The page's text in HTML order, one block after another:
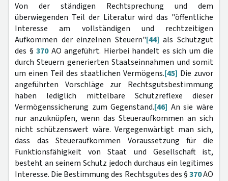
Von der ständigen Rechtsprechung und dem
überwiegenden Teil der Literatur wird das "öffentliche
Interesse am vollständigen und rechtzeitigen
Aufkommen der einzelnen Steuern"[44] als Schutzgut
des § 370AO angeführt. Hierbei handelt es sich um die
durch Steuern generierten Staatseinnahmen und somit
um einen Teil des staatlichen Vermögens.[45] Die zuvor
angeführten Vorschläge zur Rechtsgutsbestimmung
haben lediglich mittelbare Schutzreflexe dieser
Vermögenssicherung zum Gegenstand.[46] An sie wäre
nur anzuknüpfen, wenn das Steueraufkommen an sich
nicht schützenswert wäre. Vergegenwärtigt man sich,
dass das Steueraufkommen Voraussetzung für die
Funktionsfähigkeit von Staat und Gesellschaft ist,
besteht an seinem Schutz jedoch durchaus ein legitimes
Interesse. Die Bestimmung des Rechtsgutes des §370AO